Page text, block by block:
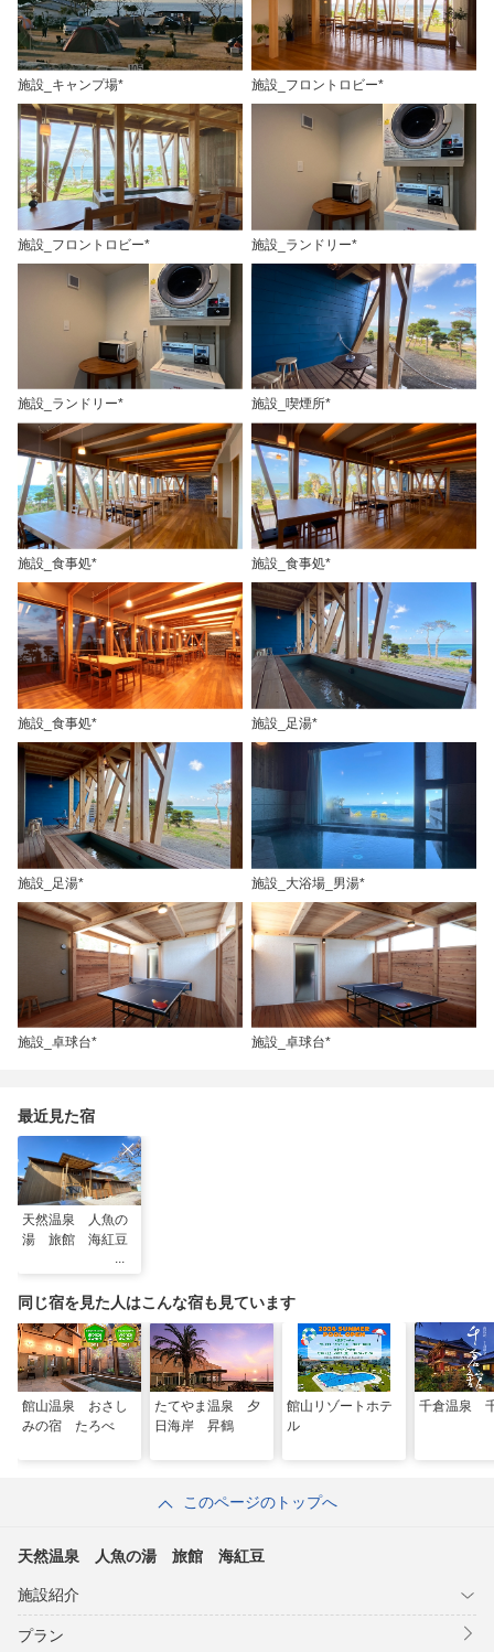
施設_キャンプ場* 施設_フロントロビー*
施設_フロントロビー* 施設_ランドリー*
施設_ランドリー* 施設_喫煙所*
施設_食事処* 施設_食事処*
施設_食事処* 施設_足湯*
施設_足湯* 施設_大浴場_男湯*
施設_卓球台* 施設_卓球台*
最近見た宿
天然温泉 人魚の
湯 旅館 海紅豆
同じ宿を見た人はこんな宿も見ています
館山温泉 おさし
みの宿 たろべ
たてやま温泉 夕
日海岸 昇鶴
館山リゾートホテ
ル
千倉温泉
このページのトップへ
天然温泉 人魚の湯 旅館 海紅豆
施設紹介
プラン